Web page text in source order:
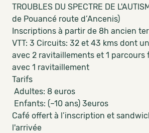
TROUBLES DU SPECTRE DE
de Pouancé route d’Ancenis)
Inscriptions à partir de 8h ancien
VTT: 3 Circuits: 32 et 43 kms dont
avec 2 ravitaillements et 1 parcours
avec 1 ravitaillement
Tarifs
Adultes: 8 euros
Enfants: (–10 ans) 3euros
Café offert à l’inscription et
l'arrivée